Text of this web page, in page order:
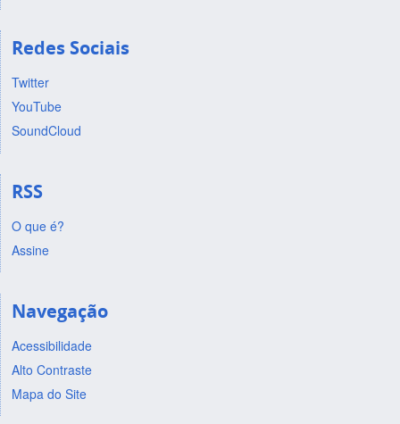
Redes Sociais
Twitter
YouTube
SoundCloud
RSS
O que é?
Assine
Navegação
Acessibilidade
Alto Contraste
Mapa do Site